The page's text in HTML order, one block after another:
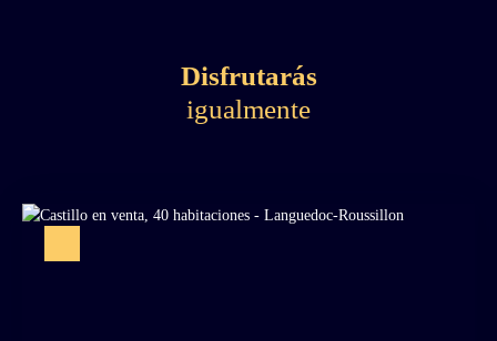
Disfrutarás
igualmente